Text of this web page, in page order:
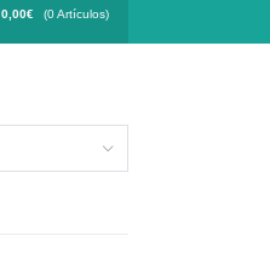
0,00€ (0Artículos)